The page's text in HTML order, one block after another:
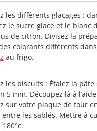
les différents glaçages :
le sucre glace et le blanc
de citron. Divisez la
colorants différents
au frigo.
les biscuits : Étalez la
5 mm. Découpez là à
sur votre plaque de four
entre les sablés. Mettre à